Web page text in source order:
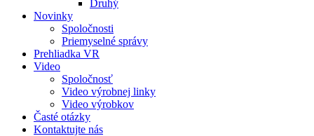
Druhý
Novinky
Spoločnosti
Priemyselné správy
Prehliadka VR
Video
Spoločnosť
Video výrobnej linky
Video výrobkov
Časté otázky
Kontaktujte nás